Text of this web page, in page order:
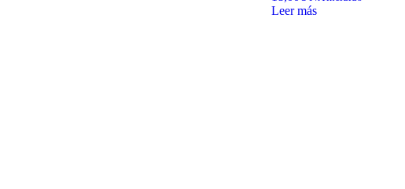
Leer más